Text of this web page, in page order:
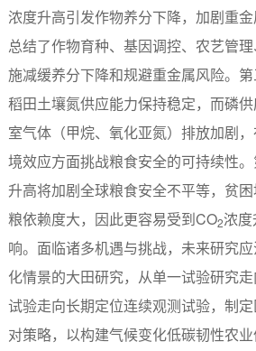
浓度升高引发作物养分下降，加剧重金
总结了作物育种、基因调控、农艺管
施减缓养分下降和规避重金属风险。
稻田土壤氮供应能力保持稳定，而磷
室气体（甲烷、氧化亚氮）排放加剧
境效应方面挑战粮食安全的可持续性
升高将加剧全球粮食安全不平等，贫
粮依赖度大，因此更容易受到CO2浓
响。面临诸多机遇与挑战，未来研究
化情景的大田研究，从单一试验研究
试验走向长期定位连续观测试验，制
对策略，以构建气候变化低碳韧性农